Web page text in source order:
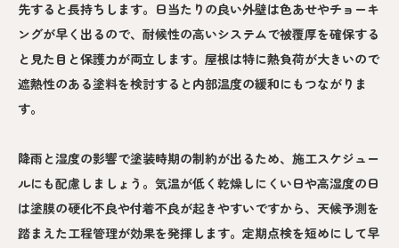
先すると長持ちします。日当たりの良い外壁は色あせやチョーキ
ングが早く出るので、耐候性の高いシステムで被覆厚を確保する
と見た目と保護力が両立します。屋根は特に熱負荷が大きいので
遮熱性のある塗料を検討すると内部温度の緩和にもつながりま
す。
降雨と湿度の影響で塗装時期の制約が出るため、施工スケジュー
ルにも配慮しましょう。気温が低く乾燥しにくい日や高湿度の日
は塗膜の硬化不良や付着不良が起きやすいですから、天候予測を
踏まえた工程管理が効果を発揮します。定期点検を短めにして早